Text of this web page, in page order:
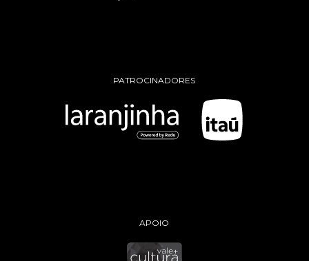
PATROCINADORES
APOIO